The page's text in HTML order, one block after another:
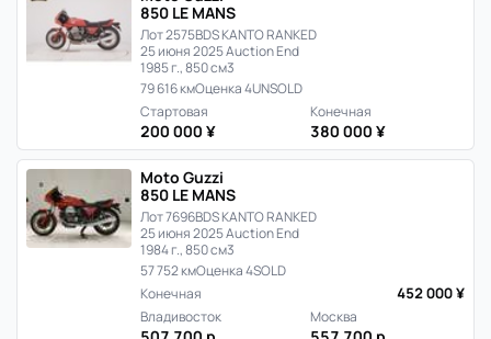
850 LE MANS
Лот 2575BDS KANTO RANKED
25 июня 2025 Auction End
1985 г., 850 см3
79 616 кмОценка 4UNSOLD
Стартовая
200 000 ¥
Конечная
380 000 ¥
Moto Guzzi
850 LE MANS
Лот 7696BDS KANTO RANKED
25 июня 2025 Auction End
1984 г., 850 см3
57 752 кмОценка 4SOLD
Конечная
452 000 ¥
Владивосток Москва